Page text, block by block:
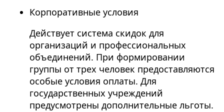
Корпоративные условия
Действует система скидок для
организаций и профессиональных
объединений. При формировании
группы от трех человек предоставляются
особые условия оплаты. Для
государственных учреждений
предусмотрены дополнительные льготы.